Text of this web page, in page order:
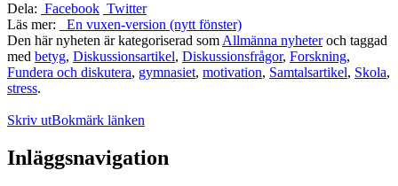
Dela: Facebook Twitter
Läs mer:
En vuxen-version (nytt fönster)
Den här nyheten är kategoriserad som Allmänna nyheteroch taggad
med betyg, Diskussionsartikel, Diskussionsfrågor, Forskning,
Fundera och diskutera, gymnasiet, motivation, Samtalsartikel, Skola,
stress.
Skriv utBokmärk länken
Inläggsnavigation